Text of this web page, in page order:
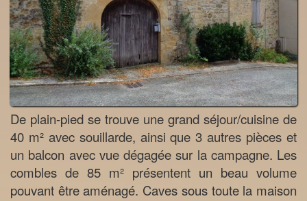
De plain-pied se trouve une grand séjour/cuisine de
40 m² avec souillarde, ainsi que 3 autres pièces et
un balcon avec vue dégagée sur la campagne. Les
combles de 85 m² présentent un beau volume
pouvant être aménagé. Caves sous toute la maison